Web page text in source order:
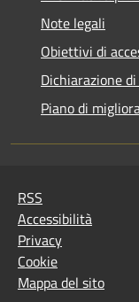
Note legali
Obiettivi di
Dichiarazione
Piano di
RSS
Accessibilità
Privacy
Cookie
Mappa del sito